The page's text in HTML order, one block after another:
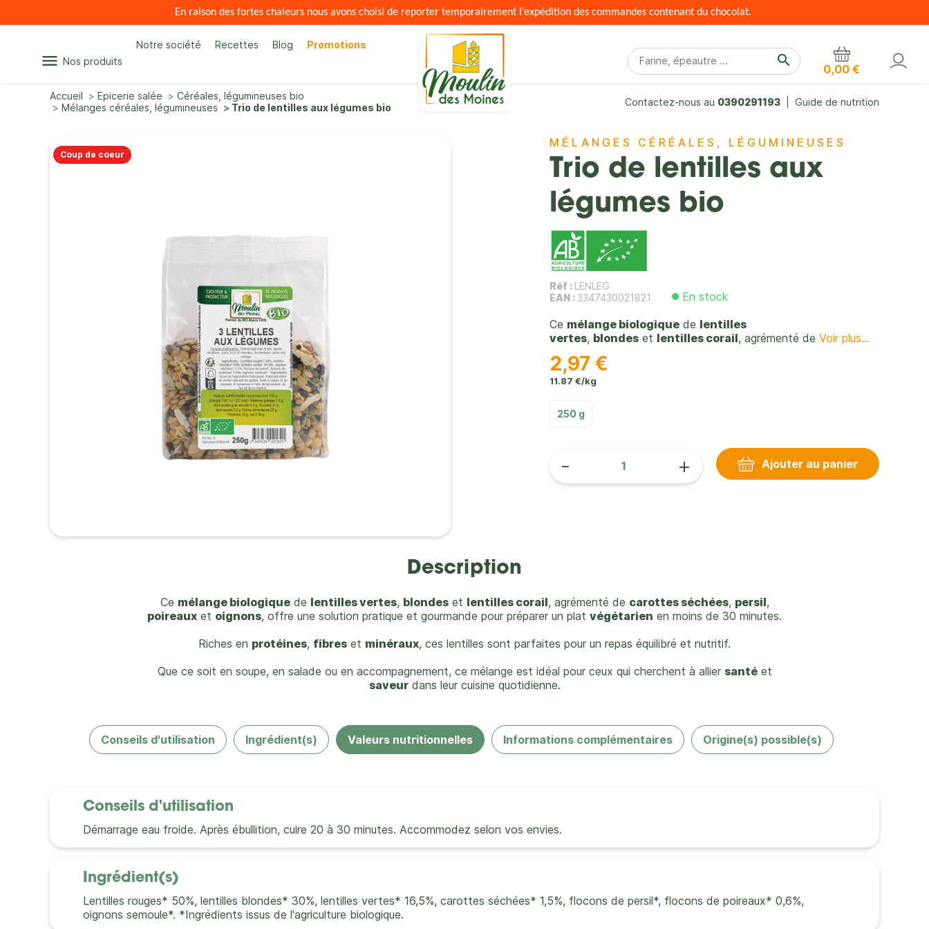
En raison des fortes chaleurs nous avons choisi de reporter temporairement l’expédition des commandes contenant du chocolat.
menu Nos produits
Notre société Recettes Blog Promotions
search
0,00 €
Accueil Epicerie salée
Céréales, légumineuses bio
Mélanges céréales, légumineuses
Trio de lentilles aux légumes bio Contactez-nous au 0390291193 Guide de nutrition
Coup de coeur
MÉLANGES CÉRÉALES, LÉGUMINEUSES
Trio de lentilles aux
légumes bio
Réf : LENLEG
EAN : 3347430021821
En stock
Ce mélange biologique de lentilles
vertes, blondes et lentilles corail, agrémenté de Voir plus...
2,97 €
11.87 €/kg
250 g
- + Ajouter au panier
Description
Ce mélange biologiquede lentilles vertes, blondeset lentilles corail, agrémenté de carottes séchées, persil,
poireaux et oignons, offre une solution pratique et gourmande pour préparer un plat végétarien en moins de 30 minutes.
Riches en protéines, fibres et minéraux, ces lentilles sont parfaites pour un repas équilibré et nutritif.
Que ce soit en soupe, en salade ou en accompagnement, ce mélange est idéal pour ceux qui cherchent à allier santéet
saveurdans leur cuisine quotidienne.
Conseils d'utilisation Ingrédient(s) Valeurs nutritionnelles Informations complémentaires Origine(s) possible(s)
Conseils d'utilisation
Démarrage eau froide. Après ébullition, cuire 20 à 30 minutes. Accommodez selon vos envies.
Ingrédient(s)
Lentilles rouges* 50%, lentilles blondes* 30%, lentilles vertes* 16,5%, carottes séchées* 1,5%, flocons de persil*, flocons de poireaux* 0,6%,
oignons semoule*. *Ingrédients issus de l'agriculture biologique.